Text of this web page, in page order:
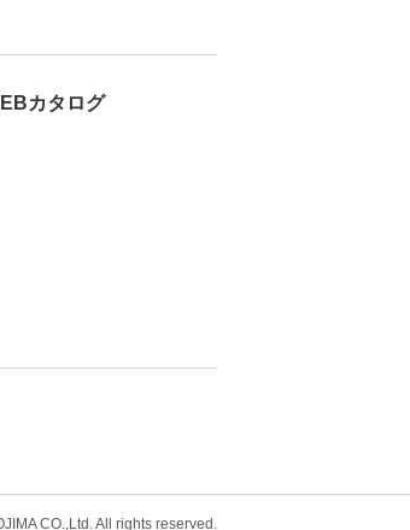
カタログ
CO.,Ltd. All rights reserved.